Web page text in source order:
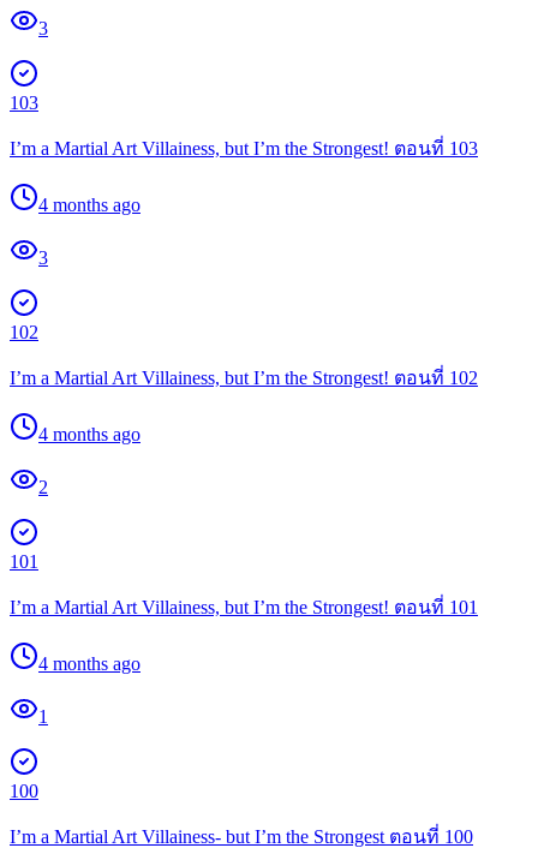
3
103
I’m a Martial Art Villainess, but I’m the Strongest! ตอนที่ 103
4 months ago
3
102
I’m a Martial Art Villainess, but I’m the Strongest! ตอนที่ 102
4 months ago
2
101
I’m a Martial Art Villainess, but I’m the Strongest! ตอนที่ 101
4 months ago
1
100
I’m a Martial Art Villainess- but I’m the Strongest ตอนที่ 100